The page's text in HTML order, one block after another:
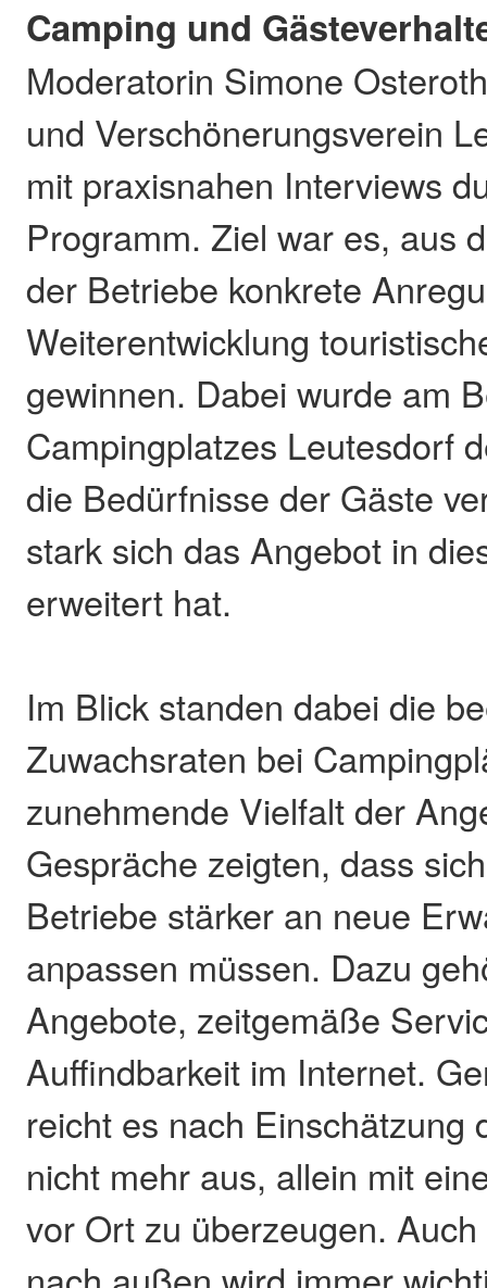
Camping und
Moderatorin Simone
und Verschönerungsverein
mit praxisnahen Interviews
Programm. Ziel war es, aus
der Betriebe konkrete
Weiterentwicklung
gewinnen. Dabei wurde am
Campingplatzes Leutesdorf
die Bedürfnisse der Gäste
stark sich das Angebot in
erweitert hat.
Im Blick standen dabei die
Zuwachsraten bei
zunehmende Vielfalt der
Gespräche zeigten, dass
Betriebe stärker an neue
anpassen müssen. Dazu
Angebote, zeitgemäße
Auffindbarkeit im Internet.
reicht es nach Einschätzung
nicht mehr aus, allein mit
vor Ort zu überzeugen.